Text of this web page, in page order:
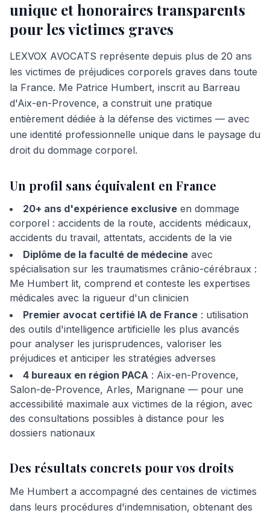
unique et honoraires transparents
pour les victimes graves
LEXVOX AVOCATS représente depuis plus de 20 ans
les victimes de préjudices corporels graves dans toute
la France. Me Patrice Humbert, inscrit au Barreau
d'Aix-en-Provence, a construit une pratique
entièrement dédiée à la défense des victimes — avec
une identité professionnelle unique dans le paysage du
droit du dommage corporel.
Un profil sans équivalent en France
20+ ans d'expérience exclusive en dommage
corporel : accidents de la route, accidents médicaux,
accidents du travail, attentats, accidents de la vie
Diplôme de la faculté de médecine avec
spécialisation sur les traumatismes crânio-cérébraux :
Me Humbert lit, comprend et conteste les expertises
médicales avec la rigueur d'un clinicien
Premier avocat certifié IA de France : utilisation
des outils d'intelligence artificielle les plus avancés
pour analyser les jurisprudences, valoriser les
préjudices et anticiper les stratégies adverses
4 bureaux en région PACA : Aix-en-Provence,
Salon-de-Provence, Arles, Marignane — pour une
accessibilité maximale aux victimes de la région, avec
des consultations possibles à distance pour les
dossiers nationaux
Des résultats concrets pour vos droits
Me Humbert a accompagné des centaines de victimes
dans leurs procédures d'indemnisation, obtenant des